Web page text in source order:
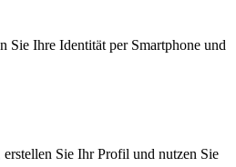
Sie Ihre Identität per Smartphone und
Sie Ihr Profil und nutzen Sie